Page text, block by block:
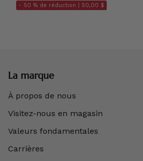
- 50 % de réduction | 50,00 $
La marque
À propos de nous
Visitez-nous en magasin
Valeurs fondamentales
Carrières